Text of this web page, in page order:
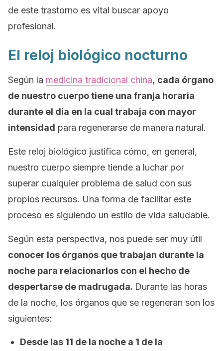
de este trastorno es vital buscar apoyo
profesional.
El reloj biológico nocturno
Según la medicina tradicional china, cada órgano
de nuestro cuerpo tiene una franja horaria
durante el día en la cual trabaja con mayor
intensidad para regenerarse de manera natural.
Este reloj biológico justifica cómo, en general,
nuestro cuerpo siempre tiende a luchar por
superar cualquier problema de salud con sus
propios recursos. Una forma de facilitar este
proceso es siguiendo un estilo de vida saludable.
Según esta perspectiva, nos puede ser muy útil
conocer los órganos que trabajan durante la
noche para relacionarlos con el hecho de
despertarse de madrugada. Durante las horas
de la noche, los órganos que se regeneran son los
siguientes:
Desde las 11 de la noche a 1 de la